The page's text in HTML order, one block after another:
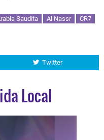
Saudita Al Nassr CR7
Twitter
Local